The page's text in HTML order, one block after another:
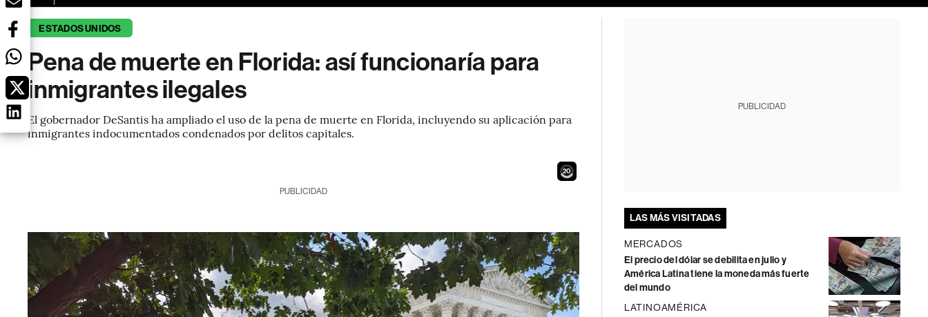
ESTADOS UNIDOS
Pena de muerte en Florida: así funcionaría para
inmigrantes ilegales
El gobernador DeSantis ha ampliado el uso de la pena de muerte en Florida, incluyendo su aplicación para
inmigrantes indocumentados condenados por delitos capitales.
18
PUBLICIDAD
PUBLICIDAD
LAS MÁS VISITADAS
MERCADOS
El precio del dólar se debilita en julio y
América Latina tiene la moneda más fuerte
del mundo
LATINOAMÉRICA